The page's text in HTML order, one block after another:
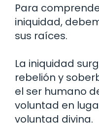
Para
iniquidad,
sus raíces.
La iniquidad
rebelión y
el ser humano
voluntad en
voluntad divina.